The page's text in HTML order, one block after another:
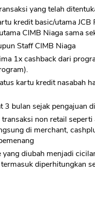
yang telah
kredit basic/utama
CIMB Niaga sama
Staff CIMB Niaga
1x cashback dari
kartu kredit nasabah
3 bulan sejak pengajuan
non retail seperti
di merchant,
diubah menjadi
diperhitungkan